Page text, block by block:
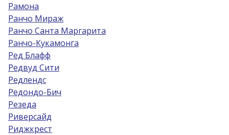
Рамона
Ранчо Мираж
Ранчо Санта Маргарита
Ранчо-Кукамонга
Ред Блафф
Редвуд Сити
Редлендс
Редондо-Бич
Резеда
Риверсайд
Риджкрест